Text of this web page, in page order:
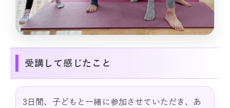
受講して感じたこと
3日間、子どもと一緒に参加させていただき、あ